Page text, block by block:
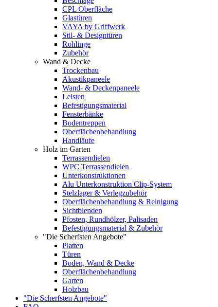
CPL Oberfläche
Glastüren
VAYA by Griffwerk
Stil- & Designtüren
Rohlinge
Zubehör
Wand & Decke
Trockenbau
Akustikpaneele
Wand- & Deckenpaneele
Leisten
Befestigungsmaterial
Fensterbänke
Bodentreppen
Oberflächenbehandlung
Handläufe
Holz im Garten
Terrassendielen
WPC Terrassendielen
Unterkonstruktionen
Alu Unterkonstruktion Clip-System
Stelzlager & Verlegzubehör
Oberflächenbehandlung & Reinigung
Sichtblenden
Pfosten, Rundhölzer, Palisaden
Befestigungsmaterial & Zubehör
"Die Scherfsten Angebote"
Platten
Türen
Boden, Wand & Decke
Oberflächenbehandlung
Garten
Holzbau
"Die Scherfsten Angebote"